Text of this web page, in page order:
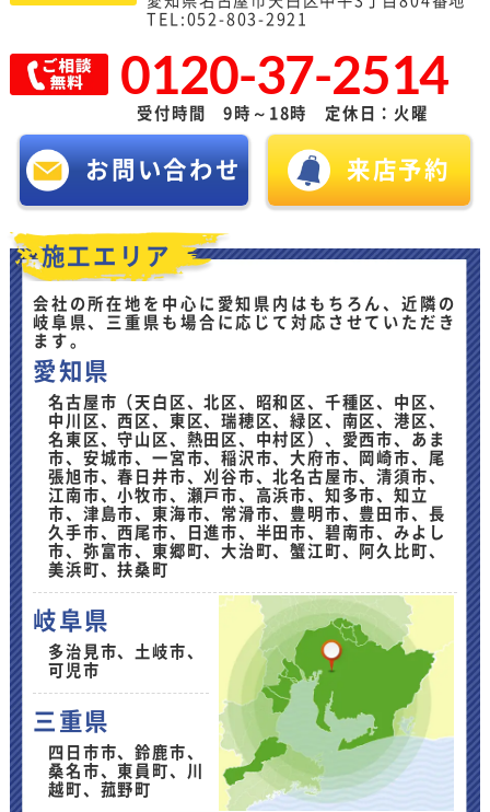
TEL:052-803-2921
0120-37-2514
受付時間 9時～18時 定休日：火曜
お問い合わせ 来店予約
施工エリア
会社の所在地を中心に愛知県内はもちろん、近隣の
岐阜県、三重県も場合に応じて対応させていただき
ます。
愛知県
名古屋市（天白区、北区、昭和区、千種区、中区、
中川区、西区、東区、瑞穂区、緑区、南区、港区、
名東区、守山区、熱田区、中村区）、愛西市、あま
市、安城市、一宮市、稲沢市、大府市、岡崎市、尾
張旭市、春日井市、刈谷市、北名古屋市、清須市、
江南市、小牧市、瀬戸市、高浜市、知多市、知立
市、津島市、東海市、常滑市、豊明市、豊田市、長
久手市、西尾市、日進市、半田市、碧南市、みよし
市、弥富市、東郷町、大治町、蟹江町、阿久比町、
美浜町、扶桑町
岐阜県
多治見市、土岐市、
可児市
三重県
四日市市、鈴鹿市、
桑名市、東員町、川
越町、菰野町